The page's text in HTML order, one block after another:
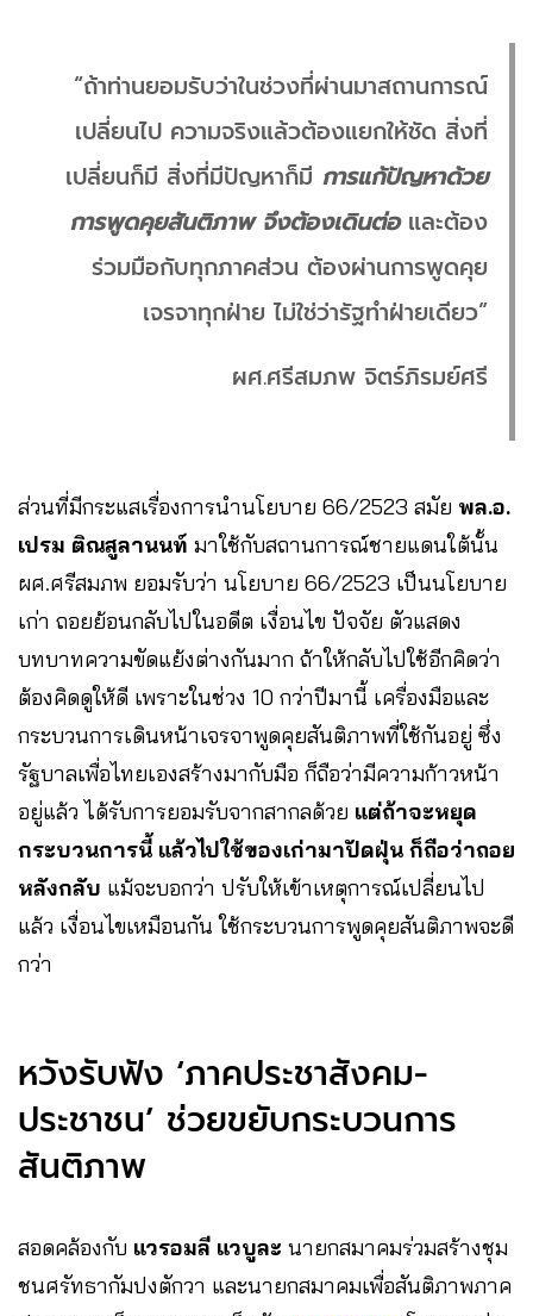
“ถ้าท่านยอมรับว่าในช่วงที่ผ่านมาสถานการณ์
เปลี่ยนไป ความจริงแล้วต้องแยกให้ชัด สิ่งที่
เปลี่ยนก็มี สิ่งที่มีปัญหาก็มี การแก้ปัญหาด้วย
การพูดคุยสันติภาพ จึงต้องเดินต่อ และต้อง
ร่วมมือกับทุกภาคส่วน ต้องผ่านการพูดคุย
เจรจาทุกฝ่าย ไม่ใช่ว่ารัฐทำฝ่ายเดียว”
ผศ.ศรีสมภพ จิตร์ภิรมย์ศรี
ส่วนที่มีกระแสเรื่องการนำนโยบาย 66/2523 สมัย พล.อ.
เปรม ติณสูลานนท์ มาใช้กับสถานการณ์ชายแดนใต้นั้น
ผศ.ศรีสมภพ ยอมรับว่า นโยบาย 66/2523 เป็นนโยบาย
เก่า ถอยย้อนกลับไปในอดีต เงื่อนไข ปัจจัย ตัวแสดง
บทบาทความขัดแย้งต่างกันมาก ถ้าให้กลับไปใช้อีกคิดว่า
ต้องคิดดูให้ดี เพราะในช่วง 10 กว่าปีมานี้ เครื่องมือและ
กระบวนการเดินหน้าเจรจาพูดคุยสันติภาพที่ใช้กันอยู่ ซึ่ง
รัฐบาลเพื่อไทยเองสร้างมากับมือ ก็ถือว่ามีความก้าวหน้า
อยู่แล้ว ได้รับการยอมรับจากสากลด้วย แต่ถ้าจะหยุด
กระบวนการนี้ แล้วไปใช้ของเก่ามาปัดฝุ่น ก็ถือว่าถอย
หลังกลับ แม้จะบอกว่า ปรับให้เข้าเหตุการณ์เปลี่ยนไป
แล้ว เงื่อนไขเหมือนกัน ใช้กระบวนการพูดคุยสันติภาพจะดี
กว่า
หวังรับฟัง ‘ภาคประชาสังคม-
ประชาชน’ ช่วยขยับกระบวนการ
สันติภาพ
สอดคล้องกับ แวรอมลี แวบูละ นายกสมาคมร่วมสร้างชุม
ชนศรัทธากัมปงตักวา และนายกสมาคมเพื่อสันติภาพภาค